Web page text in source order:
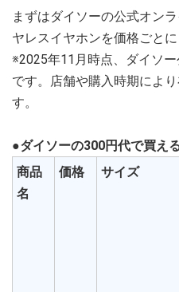
まずはダイソーの公式オン
ヤレスイヤホンを価格ごとに
※2025年11月時点、ダイソ
です。店舗や購入時期によ
す。
●ダイソーの300円代で買え
商品
名
価格 サイズ